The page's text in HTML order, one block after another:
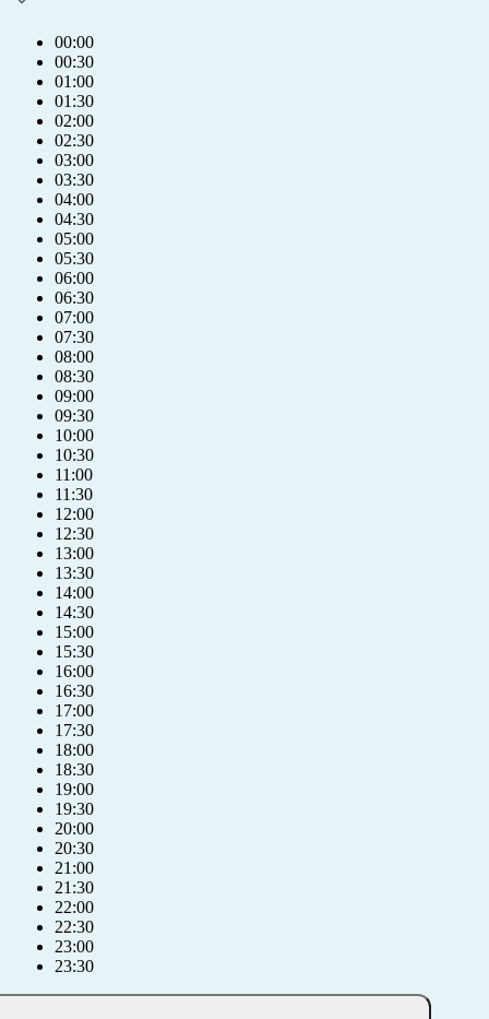
00:00
00:30
01:00
01:30
02:00
02:30
03:00
03:30
04:00
04:30
05:00
05:30
06:00
06:30
07:00
07:30
08:00
08:30
09:00
09:30
10:00
10:30
11:00
11:30
12:00
12:30
13:00
13:30
14:00
14:30
15:00
15:30
16:00
16:30
17:00
17:30
18:00
18:30
19:00
19:30
20:00
20:30
21:00
21:30
22:00
22:30
23:00
23:30